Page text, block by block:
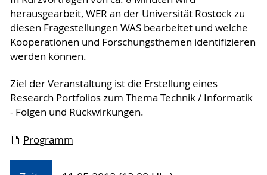
herausgearbeit, WER an der Universität Rostock zu
diesen Fragestellungen WAS bearbeitet und welche
Kooperationen und Forschungsthemen identifizieren
werden können.
Ziel der Veranstaltung ist die Erstellung eines
Research Portfolios zum Thema Technik / Informatik
- Folgen und Rückwirkungen.
Programm